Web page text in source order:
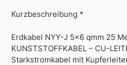
Kurzbeschreibung *
Erdkabel NYY-J 5×6 qmm 25
KUNSTSTOFFKABEL – CU-
Starkstromkabel mit